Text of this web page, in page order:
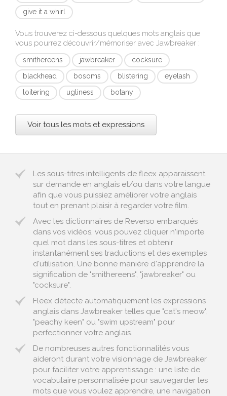
give it a whirl
Vous trouverez ci-dessous quelques mots anglais que
vous pourrez découvrir/mémoriser avec Jawbreaker :
smithereens jawbreaker
cocksure
blackhead
bosoms blistering
eyelash
loitering
ugliness botany
Voir tous les mots et expressions
Les sous-titres intelligents de fleex apparaissent
sur demande en anglais et/ou dans votre langue
afin que vous puissiez améliorer votre anglais
tout en prenant plaisir à regarder votre film.
Avec les dictionnaires de Reverso embarqués
dans vos vidéos, vous pouvez cliquer n'importe
quel mot dans les sous-titres et obtenir
instantanément ses traductions et des exemples
d'utilisation. Une bonne manière d'apprendre la
signification de "smithereens", "jawbreaker" ou
"cocksure".
Fleex détecte automatiquement les expressions
anglais dans Jawbreaker telles que "cat's meow",
"peachy keen" ou "swim upstream" pour
perfectionner votre anglais.
De nombreuses autres fonctionnalités vous
aideront durant votre visionnage de Jawbreaker
pour faciliter votre apprentissage : une liste de
vocabulaire personnalisée pour sauvegarder les
mots que vous voulez apprendre, une navigation